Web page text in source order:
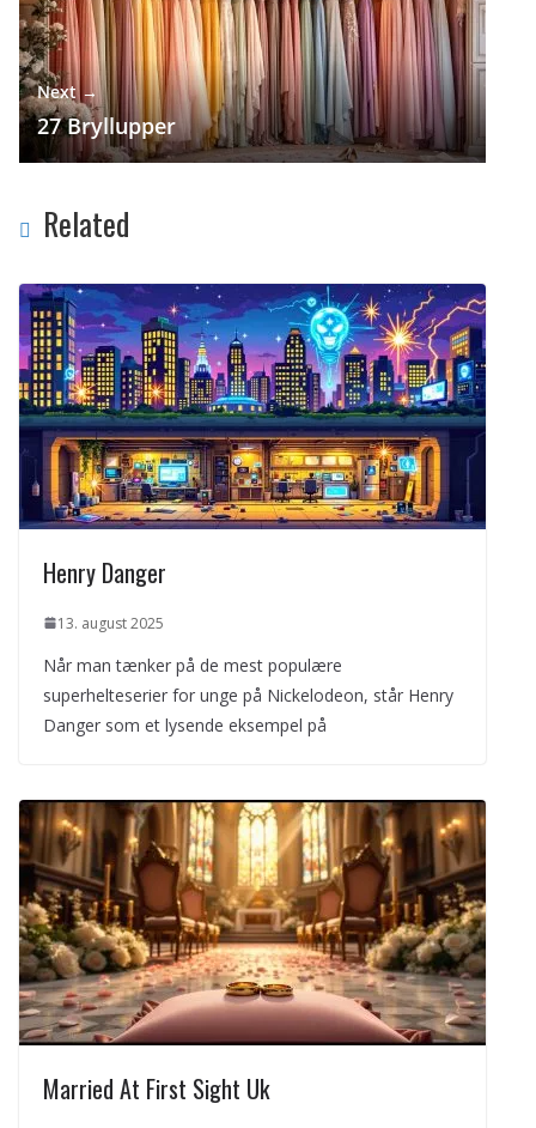
Next →
27 Bryllupper
Related
Henry Danger
13. august 2025
Når man tænker på de mest populære
superhelteserier for unge på Nickelodeon, står Henry
Danger som et lysende eksempel på
Married At First Sight Uk